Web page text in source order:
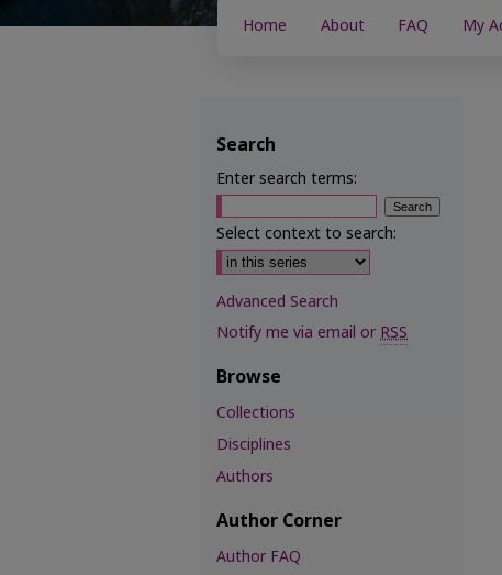
Home About FAQ My
Search
Enter search terms:
Select context to search:
Advanced Search
Notify me via email orRSS
Browse
Collections
Disciplines
Authors
Author Corner
Author FAQ